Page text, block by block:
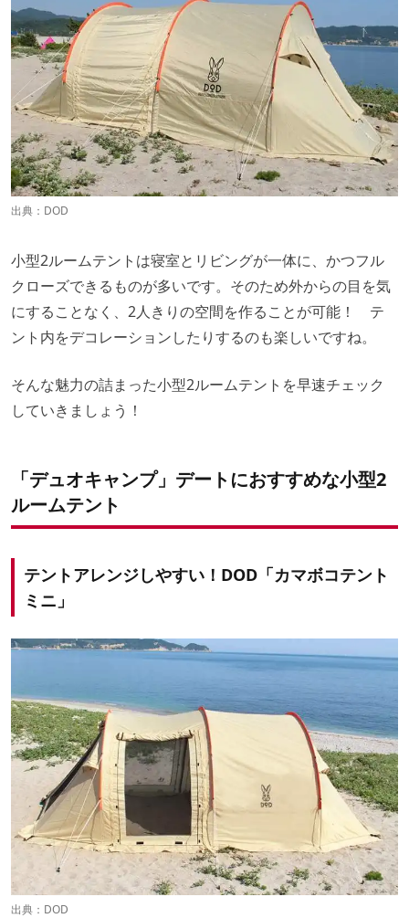
出典： DOD
小型2ルームテントは寝室とリビングが一体に、かつフル
クローズできるものが多いです。そのため外からの目を気
にすることなく、2人きりの空間を作ることが可能！ テ
ント内をデコレーションしたりするのも楽しいですね。
そんな魅力の詰まった小型2ルームテントを早速チェック
していきましょう！
「デュオキャンプ」デートにおすすめな小型2
ルームテント
テントアレンジしやすい！DOD「カマボコテント
ミニ」
出典： DOD